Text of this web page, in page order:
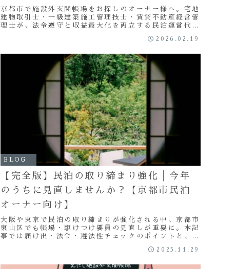
京都市で施設外玄関帳場をお探しのオーナー様へ。宅地
建物取引士・一級建築施工管理技士・賃貸不動産経営管
理士が、法令遵守と収益最大化を両立する民泊運営代
2026.02.19
BLOG
【完全版】民泊の取り締まり強化│今年
のうちに見直しませんか？【京都市民泊
オーナー向け】
大阪や東京で民泊の取り締まりが強化される中、京都市
東山区でも帳場・駆けつけ要員の見直しが重要に。本記
事では届け出・法令・遵法性チェックのポイントと、安
2025.11.29